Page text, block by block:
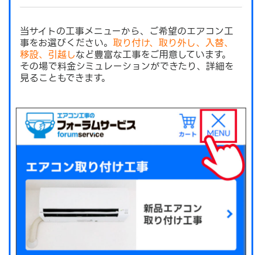
当サイトの工事メニューから、ご希望のエアコン工
事をお選びください。 取り付け、取り外し、入替、
移設、引越しなど豊富な工事をご用意しています。
その場で料金シミュレーションができたり、詳細を
見ることもできます。